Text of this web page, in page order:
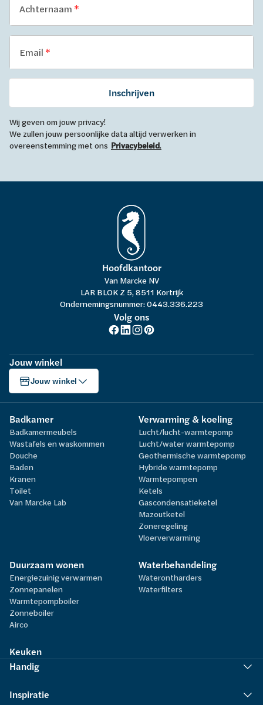
Achternaam
Email
Inschrijven
Wij geven om jouw privacy!
We zullen jouw persoonlijke data altijd verwerken in
overeenstemming met ons Privacybeleid.
Hoofdkantoor
Van Marcke NV
LAR BLOK Z 5, 8511 Kortrijk
Ondernemingsnummer: 0443.336.223
Volg ons
Jouw winkel
Jouw winkel
Badkamer
Badkamermeubels
Wastafels en waskommen
Douche
Baden
Kranen
Toilet
Van Marcke Lab
Verwarming & koeling
Lucht/lucht-warmtepomp
Lucht/water warmtepomp
Geothermische warmtepomp
Hybride warmtepomp
Warmtepompen
Ketels
Gascondensatieketel
Mazoutketel
Zoneregeling
Vloerverwarming
Duurzaam wonen
Energiezuinig verwarmen
Zonnepanelen
Warmtepompboiler
Zonneboiler
Airco
Waterbehandeling
Waterontharders
Waterfilters
Keuken
Handig
Inspiratie